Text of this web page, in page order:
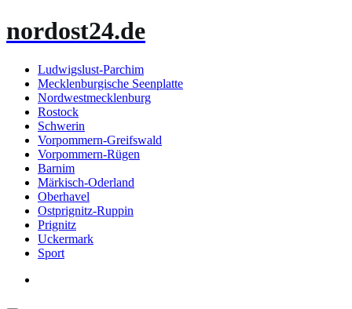
Inhalt
nordost24.de
Ludwigslust-Parchim
Mecklenburgische Seenplatte
Nordwestmecklenburg
Rostock
Schwerin
Vorpommern-Greifswald
Vorpommern-Rügen
Barnim
Märkisch-Oderland
Oberhavel
Ostprignitz-Ruppin
Prignitz
Uckermark
Sport